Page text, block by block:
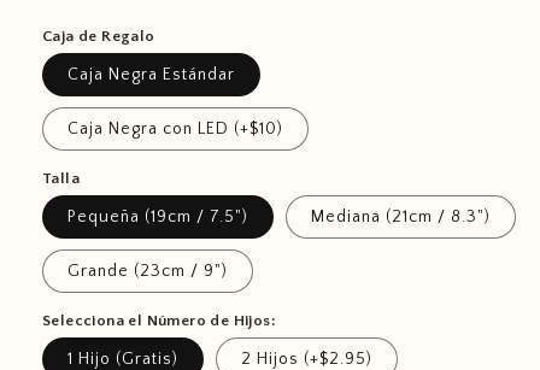
Caja de Regalo
Caja Negra Estándar
Caja Negra con LED (+$10)
Talla
Pequeña (19cm / 7.5") Mediana (21cm / 8.3")
Grande (23cm / 9")
Selecciona el Número de Hijos:
1 Hijo (Gratis) 2 Hijos (+$2.95)